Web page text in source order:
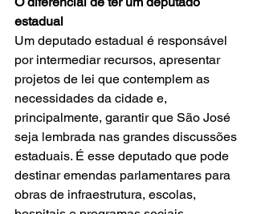
estadual
Um deputado estadual é responsável
por intermediar recursos, apresentar
projetos de lei que contemplem as
necessidades da cidade e,
principalmente, garantir que São José
seja lembrada nas grandes discussões
estaduais. É esse deputado que pode
destinar emendas parlamentares para
obras de infraestrutura, escolas,